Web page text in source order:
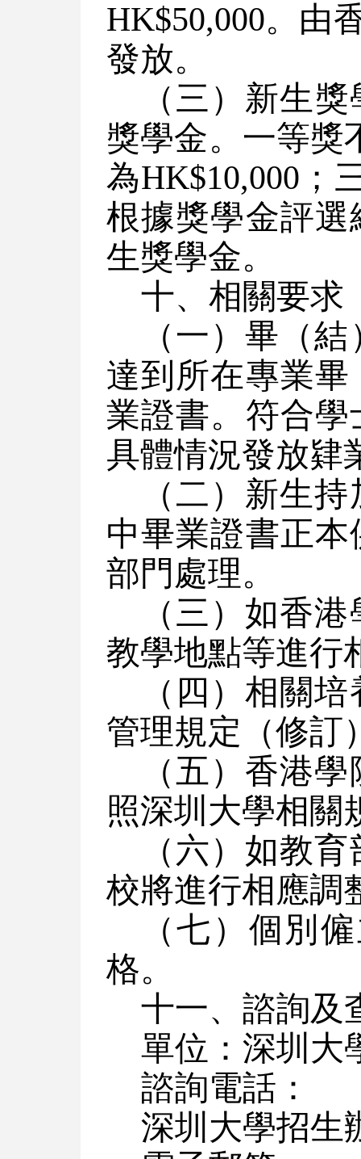
HK$50,000。由
發放。
（三）新生
獎學金。一等獎
為HK$10,000；
根據獎學金評
生獎學金。
十、 相關要求
（一）畢（
達到所在專業
業證書。符合
具體情況發放肄
（二）新生
中畢業證書正
部門處理。
（三）如香
教學地點等進行
（四）相關
管理規定（修訂
（五）香港
照深圳大學相關
（六）如教
校將進行相應調
（七）個別
格。
十一、諮詢及
單位：深圳大
諮詢電話：
深圳大學招生